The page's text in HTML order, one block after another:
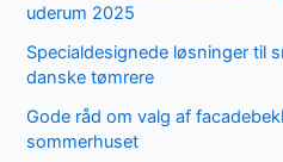
uderum 2025
Specialdesignede løsninger til
danske tømrere
Gode råd om valg af
sommerhuset